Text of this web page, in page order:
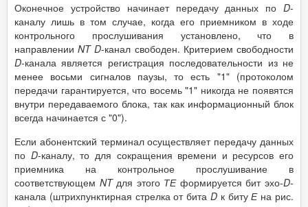
Оконечное устройство начинает передачу данных по D-
каналу лишь в том случае, когда его приемником в ходе
контрольного прослушивания установлено, что в
направленииNT D-канал свободен. Критерием свободности
D-канала является регистрация последовательности из не
менее восьми сигналов паузы, то есть "1" (протоколом
передачи гарантируется, что восемь "1" никогда не появятся
внутри передаваемого блока, так как информационный блок
всегда начинается с "0").
Если абонентский терминал осуществляет передачу данных
по D-каналу, то для сокращения времени и ресурсов его
приемника на контрольное прослушивание в
соответствующем NTдля этого ТЕформируется бит эхо-D-
канала (штрихпунктирная стрелка от бита D к битуЕ на рис.